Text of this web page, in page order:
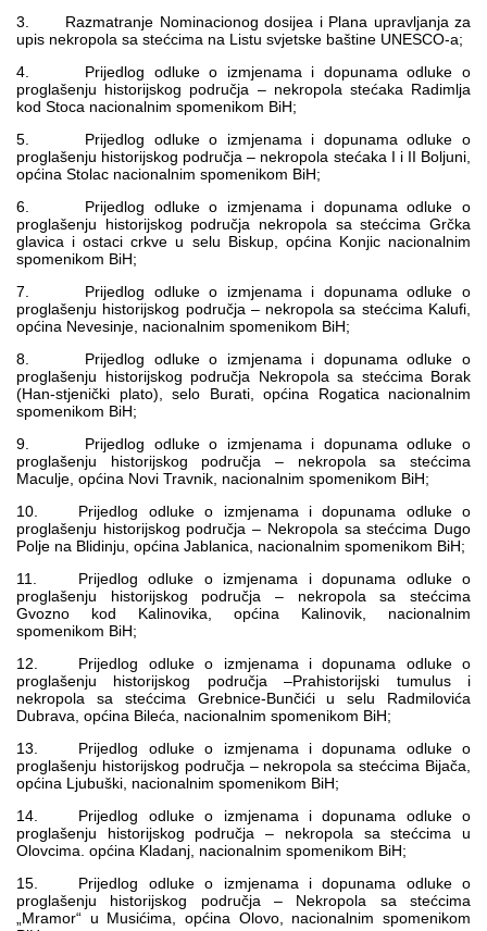
3. Razmatranje Nominacionog dosijea i Plana upravljanja za
upis nekropola sa stećcima na Listu svjetske baštine UNESCO-a;
4. Prijedlog odluke o izmjenama i dopunama odluke o
proglašenju historijskog područja – nekropola stećaka Radimlja
kod Stoca nacionalnim spomenikom BiH;
5. Prijedlog odluke o izmjenama i dopunama odluke o
proglašenju historijskog područja – nekropola stećaka I i II Boljuni,
općina Stolac nacionalnim spomenikom BiH;
6. Prijedlog odluke o izmjenama i dopunama odluke o
proglašenju historijskog područja nekropola sa stećcima Grčka
glavica i ostaci crkve u selu Biskup, općina Konjic nacionalnim
spomenikom BiH;
7. Prijedlog odluke o izmjenama i dopunama odluke o
proglašenju historijskog područja – nekropola sa stećcima Kalufi,
općina Nevesinje, nacionalnim spomenikom BiH;
8. Prijedlog odluke o izmjenama i dopunama odluke o
proglašenju historijskog područja Nekropola sa stećcima Borak
(Han-stjenički plato), selo Burati, općina Rogatica nacionalnim
spomenikom BiH;
9. Prijedlog odluke o izmjenama i dopunama odluke o
proglašenju historijskog područja – nekropola sa stećcima
Maculje, općina Novi Travnik, nacionalnim spomenikom BiH;
10. Prijedlog odluke o izmjenama i dopunama odluke o
proglašenju historijskog područja – Nekropola sa stećcima Dugo
Polje na Blidinju, općina Jablanica, nacionalnim spomenikom BiH;
11. Prijedlog odluke o izmjenama i dopunama odluke o
proglašenju historijskog područja – nekropola sa stećcima
Gvozno kod Kalinovika, općina Kalinovik, nacionalnim
spomenikom BiH;
12. Prijedlog odluke o izmjenama i dopunama odluke o
proglašenju historijskog područja –Prahistorijski tumulus i
nekropola sa stećcima Grebnice-Bunčići u selu Radmilovića
Dubrava, općina Bileća, nacionalnim spomenikom BiH;
13. Prijedlog odluke o izmjenama i dopunama odluke o
proglašenju historijskog područja – nekropola sa stećcima Bijača,
općina Ljubuški, nacionalnim spomenikom BiH;
14. Prijedlog odluke o izmjenama i dopunama odluke o
proglašenju historijskog područja – nekropola sa stećcima u
Olovcima. općina Kladanj, nacionalnim spomenikom BiH;
15. Prijedlog odluke o izmjenama i dopunama odluke o
proglašenju historijskog područja – Nekropola sa stećcima
„Mramor“ u Musićima, općina Olovo, nacionalnim spomenikom